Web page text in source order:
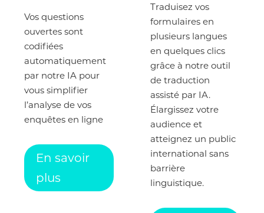
Vos questions
ouvertes sont
codifiées
automatiquement
par notre IA pour
vous simplifier
l’analyse de vos
enquêtes en ligne
En savoir
plus
Traduisez vos
formulaires en
plusieurs langues
en quelques clics
grâce à notre outil
de traduction
assisté par IA.
Élargissez votre
audience et
atteignez un public
international sans
barrière
linguistique.